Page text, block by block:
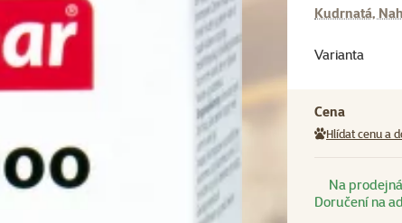
Kudrnatá,
Varianta
Cena
Hlídat cenu a
Na
Doručení na